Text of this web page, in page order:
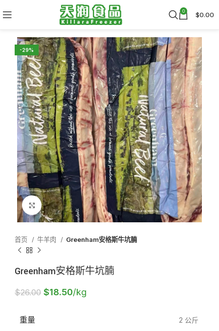
0 $0.00
-29%
Click to enlarge
首页 牛羊肉 Greenham安格斯牛坑腩
Greenham安格斯牛坑腩
$26.00 $18.50/kg
重量 2 公斤